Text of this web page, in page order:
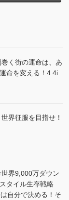
く街の運命は、あ
命を変える！4.4i
界征服を目指せ！
界9,000万ダウン
タイル生存戦略
自分で決める！そ